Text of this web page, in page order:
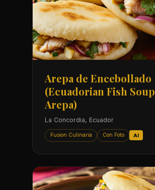
Arepa de Encebollado
(Ecuadorian Fish Soup
Arepa)
La Concordia, Ecuador
Fusion Culinaria Con Foto AI